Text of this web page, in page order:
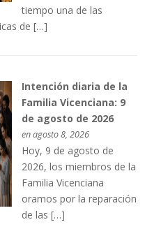
tiempo una de las
de […]
Intención diaria de la
Familia Vicenciana: 9
de agosto de 2026
en agosto 8, 2026
Hoy, 9 de agosto de
2026, los miembros de la
Familia Vicenciana
oramos por la reparación
de las […]